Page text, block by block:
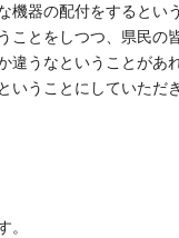
機器の配付をするとい
ことをしつつ、県民の
違うなということがあ
いうことにしていただ
。